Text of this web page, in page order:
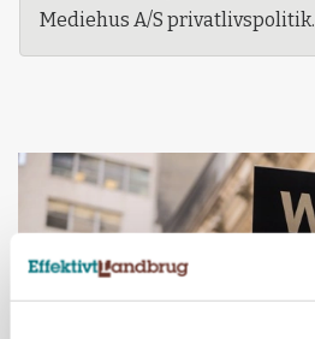
Mediehus A/S privatlivspolitik.